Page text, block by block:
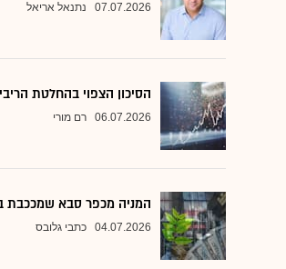
07.07.2026 נתנאל אריאל
הסיכון הצפוי בהחלטת
06.07.2026 רם מורי
המניה מכפר סבא שמככבת
04.07.2026 כתבי גלובס